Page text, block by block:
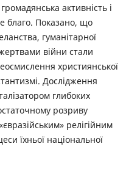
активність і
благо. Показано, що
гуманітарної
війни стали
християнської
Дослідження
глибоких
розриву
релігійним
їхньої національної